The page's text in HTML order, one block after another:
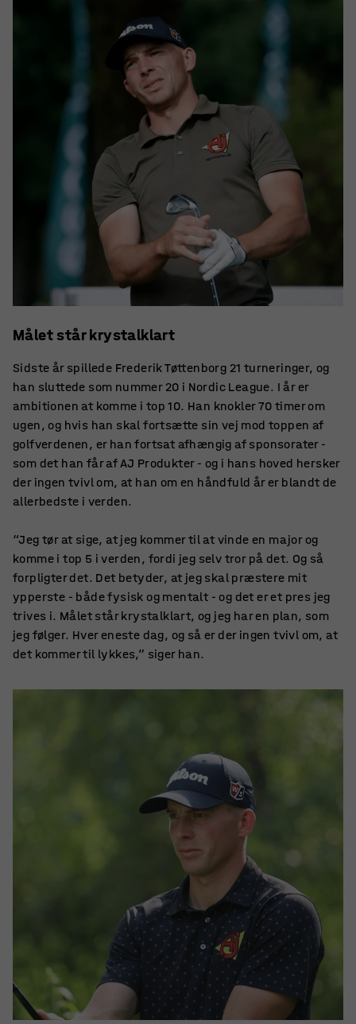
Målet står krystalklart
Sidste år spillede Frederik Tøttenborg 21 turneringer, og
han sluttede som nummer 20 i Nordic League. I år er
ambitionen at komme i top 10. Han knokler 70 timer om
ugen, og hvis han skal fortsætte sin vej mod toppen af
golfverdenen, er han fortsat afhængig af sponsorater -
som det han får af AJ Produkter - og i hans hoved hersker
der ingen tvivl om, at han om en håndfuld år er blandt de
allerbedste i verden.
“Jeg tør at sige, at jeg kommer til at vinde en major og
komme i top 5 i verden, fordi jeg selv tror på det. Og så
forpligter det. Det betyder, at jeg skal præstere mit
ypperste - både fysisk og mentalt - og det er et pres jeg
trives i. Målet står krystalklart, og jeg har en plan, som
jeg følger. Hver eneste dag, og så er der ingen tvivl om, at
det kommer til lykkes,” siger han.